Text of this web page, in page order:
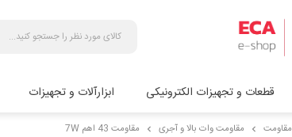
قطعات و تجهیزات الکترونیکی ابزارآلات و تجهیزات
مقاومت chevron_right مقاومت وات بالا و آجری chevron_right مقاومت 43 اهم 7W